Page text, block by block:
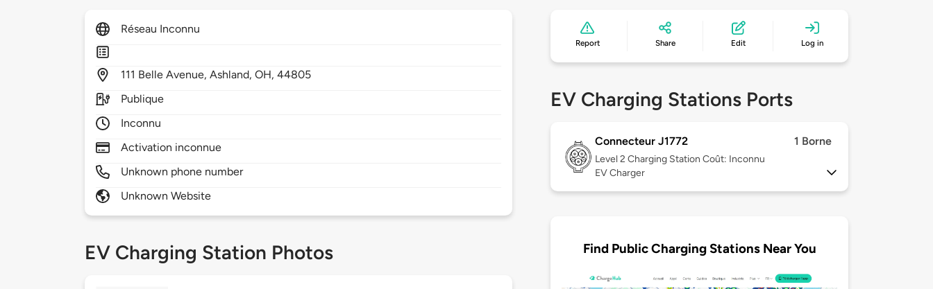
Réseau Inconnu
111 Belle Avenue,Ashland,OH,44805
Publique
Inconnu
Activation inconnue
Unknown phone number
Unknown Website
EV Charging Station Photos
Report Share Edit Log in
EV Charging Stations Ports
Connecteur J1772 1 Borne
Level 2 Charging Station Coût: Inconnu
EV Charger
Find Public Charging Stations Near You